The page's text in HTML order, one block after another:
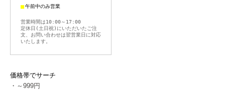
■午前中のみ営業
営業時間は10:00～17:00
定休日(土日祝)にいただいたご注
文、お問い合わせは翌営業日に対応
いたします。
価格帯でサーチ
・～999円